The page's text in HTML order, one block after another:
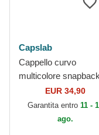
Capslab
Cappello curvo
multicolore snapback
KFP DRA Kung Fu
Panda di Capslab
EUR 34,90
Garantita entro 11 -
ago.